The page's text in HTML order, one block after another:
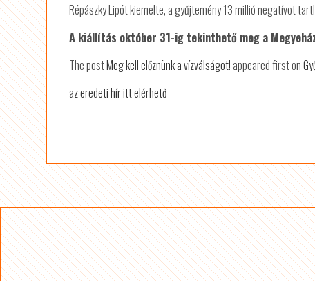
Répászky Lipót kiemelte, a gyűjtemény 13 millió negatívot
A kiállítás október 31-ig tekinthető meg a
The postMeg kell előznünk a vízválságot! appeared first on
az eredeti hír itt elérhető